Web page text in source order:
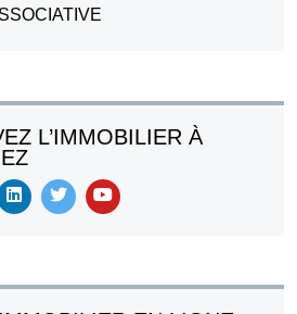
L’IMMOBILIER À